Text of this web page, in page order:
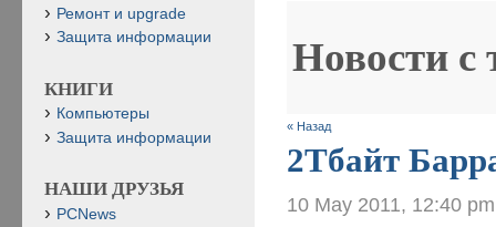
Новости с
« Назад
2Тбайт
10 May 2011, 12:40 pm
Ремонт и upgrade
Защита информации
КНИГИ
Компьютеры
Защита информации
НАШИ ДРУЗЬЯ
PCNews